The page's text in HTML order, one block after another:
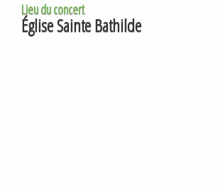
Lieu du concert
Église Sainte Bathilde